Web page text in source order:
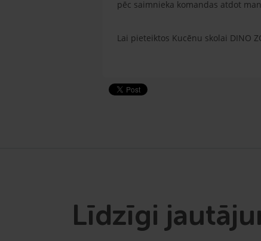
pēc saimnieka komandas atdot
Lai pieteiktos Kucēnu skolai DINO
Līdzīgi